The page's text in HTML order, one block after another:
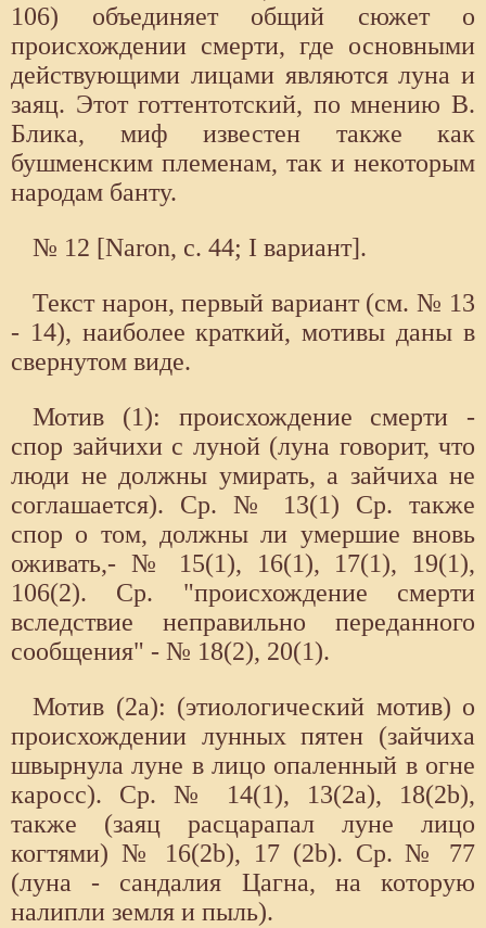
106) объединяет общий сюжет о
происхождении смерти, где основными
действующими лицами являются луна и
заяц. Этот готтентотский, по мнению В.
Блика, миф известен также как
бушменским племенам, так и некоторым
народам банту.
№ 12 [Naron, с. 44; I вариант].
Текст нарон, первый вариант (см. № 13
- 14), наиболее краткий, мотивы даны в
свернутом виде.
Мотив (1): происхождение смерти -
спор зайчихи с луной (луна говорит, что
люди не должны умирать, а зайчиха не
соглашается). Ср. № 13(1) Ср. также
спор о том, должны ли умершие вновь
оживать,- № 15(1), 16(1), 17(1), 19(1),
106(2). Ср. "происхождение смерти
вследствие неправильно переданного
сообщения" - № 18(2), 20(1).
Мотив (2а): (этиологический мотив) о
происхождении лунных пятен (зайчиха
швырнула луне в лицо опаленный в огне
каросс). Ср. № 14(1), 13(2а), 18(2b),
также (заяц расцарапал луне лицо
когтями) № 16(2b), 17 (2b). Ср. № 77
(луна - сандалия Цагна, на которую
налипли земля и пыль).